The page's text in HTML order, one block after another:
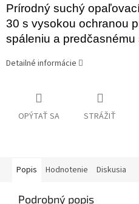
Prírodný suchý
30 s vysokou ochranou
spáleniu a predčasnému
Detailné informácie
OPÝTAŤ SA STRÁŽIŤ
Popis Hodnotenie Diskusia
Podrobný popis